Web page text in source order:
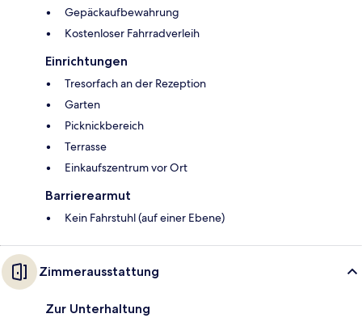
Gepäckaufbewahrung
Kostenloser Fahrradverleih
Einrichtungen
Tresorfach an der Rezeption
Garten
Picknickbereich
Terrasse
Einkaufszentrum vor Ort
Barrierearmut
Kein Fahrstuhl (auf einer Ebene)
Zimmerausstattung
Zur Unterhaltung